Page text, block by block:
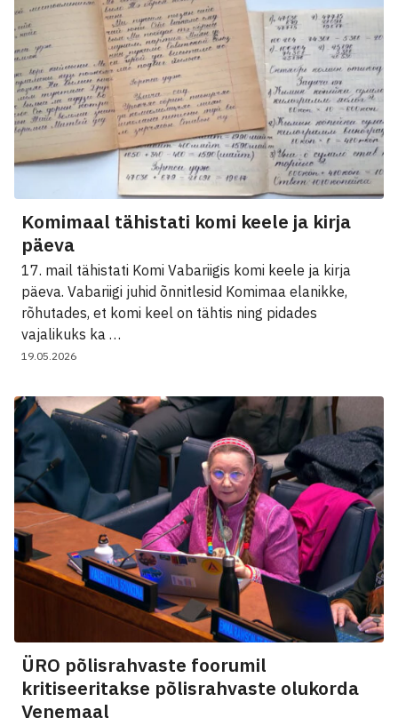
Komimaal tähistati komi keele ja kirja
päeva
17. mail tähistati Komi Vabariigis komi keele ja kirja
päeva. Vabariigi juhid õnnitlesid Komimaa elanikke,
rõhutades, et komi keel on tähtis ning pidades
vajalikuks ka …
19.05.2026
ÜRO põlisrahvaste foorumil
kritiseeritakse põlisrahvaste olukorda
Venemaal